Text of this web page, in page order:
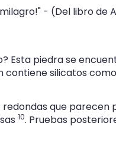
- (Del libro
Esta piedra se
silicatos
que
10. Pruebas